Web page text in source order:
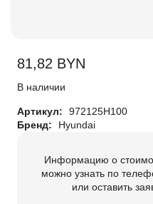
81,82 BYN
В наличии
Артикул:
972125H100
Бренд:
Hyundai
Информацию о
можно узнать по
или оставить